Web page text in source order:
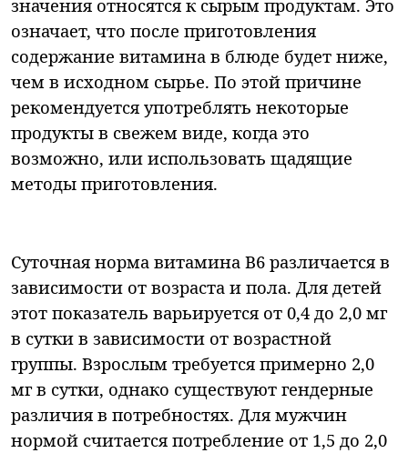
значения относятся к сырым продуктам. Это
означает, что после приготовления
содержание витамина в блюде будет ниже,
чем в исходном сырье. По этой причине
рекомендуется употреблять некоторые
продукты в свежем виде, когда это
возможно, или использовать щадящие
методы приготовления.
Суточная норма витамина В6 различается в
зависимости от возраста и пола. Для детей
этот показатель варьируется от 0,4 до 2,0 мг
в сутки в зависимости от возрастной
группы. Взрослым требуется примерно 2,0
мг в сутки, однако существуют гендерные
различия в потребностях. Для мужчин
нормой считается потребление от 1,5 до 2,0